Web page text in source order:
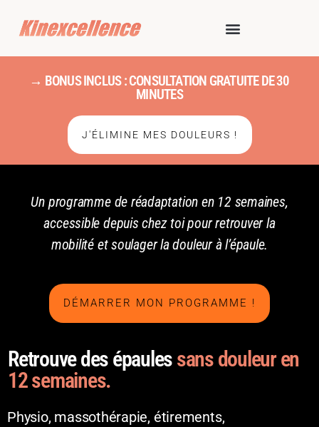
→ BONUS INCLUS : CONSULTATION GRATUITE DE 30
MINUTES
J'ÉLIMINE MES DOULEURS !
Un programme de réadaptation en 12 semaines,
accessible depuis chez toi pour retrouver la
mobilité et soulager la douleur à l’épaule.
DÉMARRER MON PROGRAMME !
Retrouve des épaules sans douleur en
12 semaines.
Physio, massothérapie, étirements,